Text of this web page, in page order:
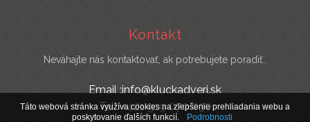
Kontakt
Neváhajte nás kontaktovať, ak potrebujete poradiť..
Email :info@kluckadveri.sk
Tel : +421 919 070 030
Táto webová stránka využíva cookies na zlepšenie prehliadania webu a
poskytovanie ďalších funkcií.
Podrobnosti